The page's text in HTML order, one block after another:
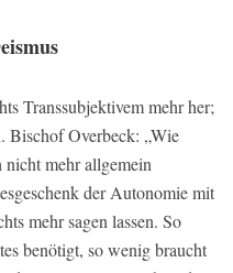
Transsubjektivem mehr her;
Bischof Overbeck: „Wie
nicht mehr allgemein
der Autonomie mit
mehr sagen lassen. So
benötigt, so wenig braucht